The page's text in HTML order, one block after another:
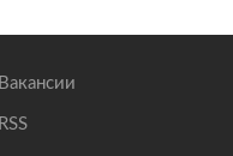
Вакансии
RSS